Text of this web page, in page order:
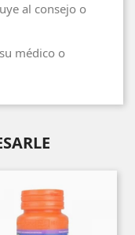
al consejo o
médico o